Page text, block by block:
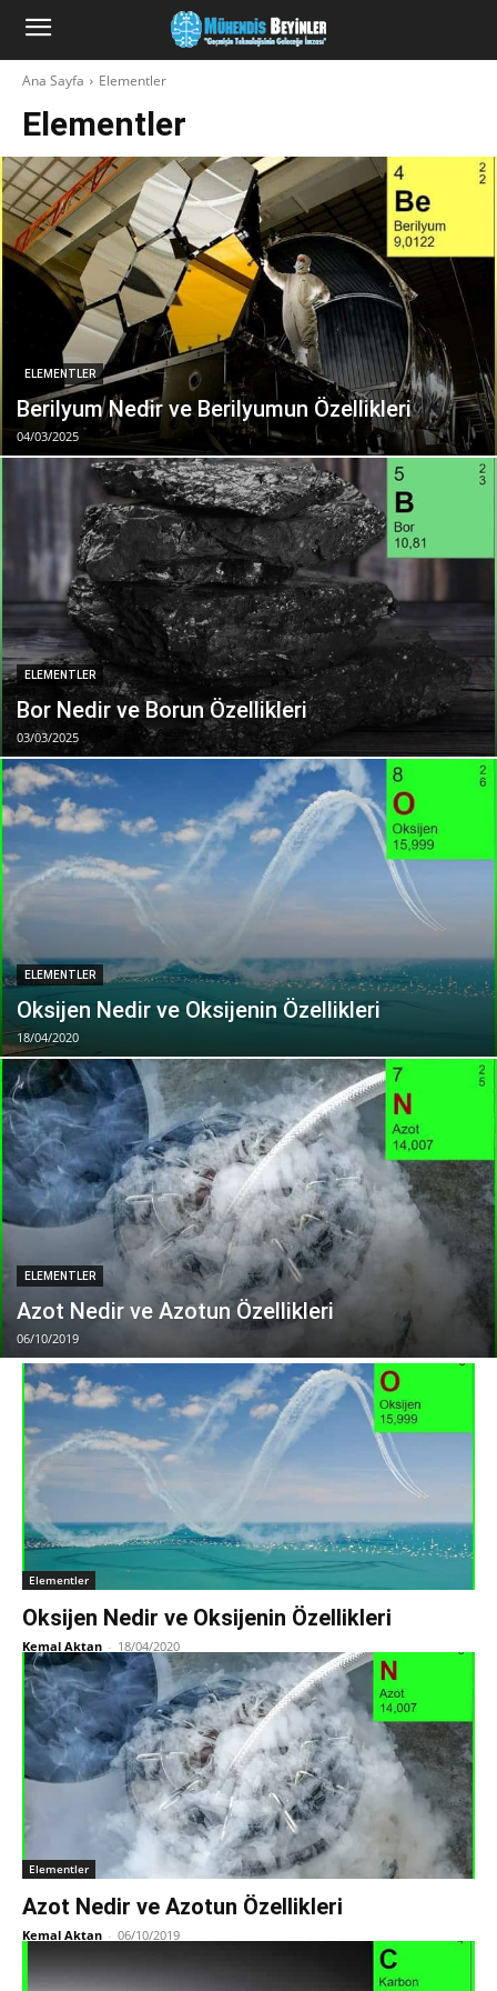
Ana Sayfa Elementler
Elementler
ELEMENTLER
Berilyum Nedir ve Berilyumun Özellikleri
04/03/2025
ELEMENTLER
Bor Nedir ve Borun Özellikleri
03/03/2025
ELEMENTLER
Oksijen Nedir ve Oksijenin Özellikleri
18/04/2020
ELEMENTLER
Azot Nedir ve Azotun Özellikleri
06/10/2019
Elementler
Oksijen Nedir ve Oksijenin Özellikleri
Kemal Aktan - 18/04/2020
Elementler
Azot Nedir ve Azotun Özellikleri
Kemal Aktan - 06/10/2019